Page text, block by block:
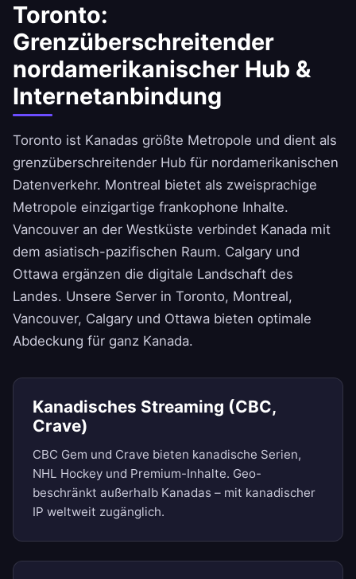
Toronto:
Grenzüberschreitender
nordamerikanischer Hub &
Internetanbindung
Toronto ist Kanadas größte Metropole und dient als
grenzüberschreitender Hub für nordamerikanischen
Datenverkehr. Montreal bietet als zweisprachige
Metropole einzigartige frankophone Inhalte.
Vancouver an der Westküste verbindet Kanada mit
dem asiatisch-pazifischen Raum. Calgary und
Ottawa ergänzen die digitale Landschaft des
Landes. Unsere Server in Toronto, Montreal,
Vancouver, Calgary und Ottawa bieten optimale
Abdeckung für ganz Kanada.
Kanadisches Streaming (CBC,
Crave)
CBC Gem und Crave bieten kanadische Serien,
NHL Hockey und Premium-Inhalte. Geo-
beschränkt außerhalb Kanadas – mit kanadischer
IP weltweit zugänglich.